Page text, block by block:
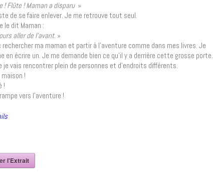
! Flûte ! Maman a disparu »
de se faire enlever. Je me retrouve tout seul.
le dit Maman :
aller de l’avant. »
rechercher ma maman et partir à l’aventure comme dans mes livres. Je
en écrire un. Je me demande bien ce qu’il y a derrière cette grosse porte.
je vais rencontrer plein de personnes et d’endroits différents.
!
!
vers l’aventure !
l'Extrait